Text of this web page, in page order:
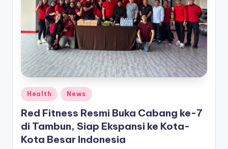
a
Posted
in
Health News
Red Fitness Resmi Buka Cabang ke-7
di Tambun, Siap Ekspansi ke Kota-
Kota Besar Indonesia